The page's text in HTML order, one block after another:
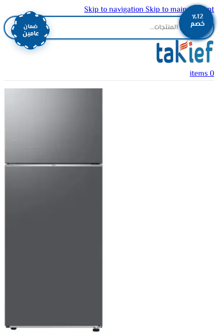
Skip to navigationSkip to main content
0
items
٪13
خصم ضمان
عامين
٪2
خصم
٪11
خصم
٪12
خصم
٪12
خصم
٪10
خصم
٪10
خصم
٪12
خصم
٪12
خصم